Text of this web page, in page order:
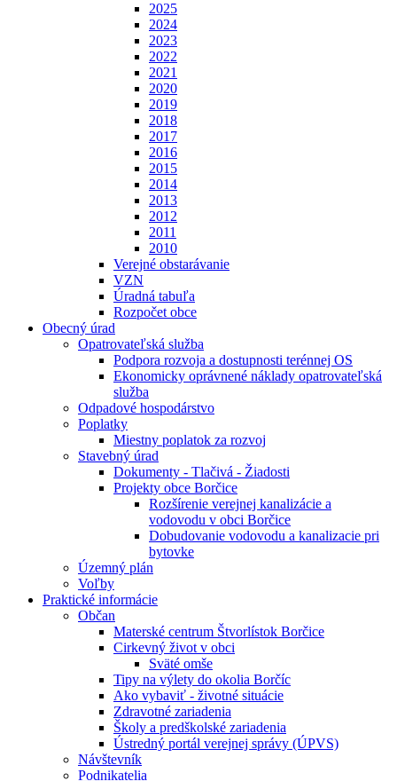
2025
2024
2023
2022
2021
2020
2019
2018
2017
2016
2015
2014
2013
2012
2011
2010
Verejné obstarávanie
VZN
Úradná tabuľa
Rozpočet obce
Obecný úrad
Opatrovateľská služba
Podpora rozvoja a dostupnosti terénnej OS
Ekonomicky oprávnené náklady opatrovateľská
služba
Odpadové hospodárstvo
Poplatky
Miestny poplatok za rozvoj
Stavebný úrad
Dokumenty - Tlačivá - Žiadosti
Projekty obce Borčice
Rozšírenie verejnej kanalizácie a
vodovodu v obci Borčice
Dobudovanie vodovodu a kanalizacie pri
bytovke
Územný plán
Voľby
Praktické informácie
Občan
Materské centrum Štvorlístok Borčice
Cirkevný život v obci
Sväté omše
Tipy na výlety do okolia Borčíc
Ako vybaviť - životné situácie
Zdravotné zariadenia
Školy a predškolské zariadenia
Ústredný portál verejnej správy (ÚPVS)
Návštevník
Podnikatelia